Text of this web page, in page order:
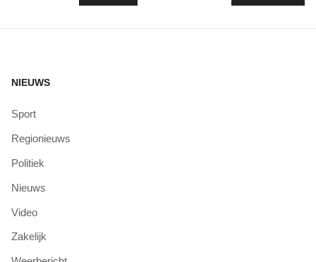
NIEUWS
Sport
Regionieuws
Politiek
Nieuws
Video
Zakelijk